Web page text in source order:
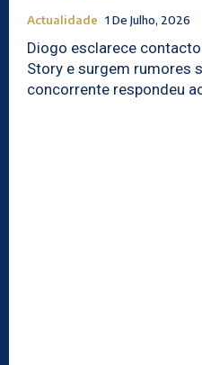
Actualidade 1 De Julho, 2026
Diogo esclarece
Story e surgem rumores
concorrente respondeu